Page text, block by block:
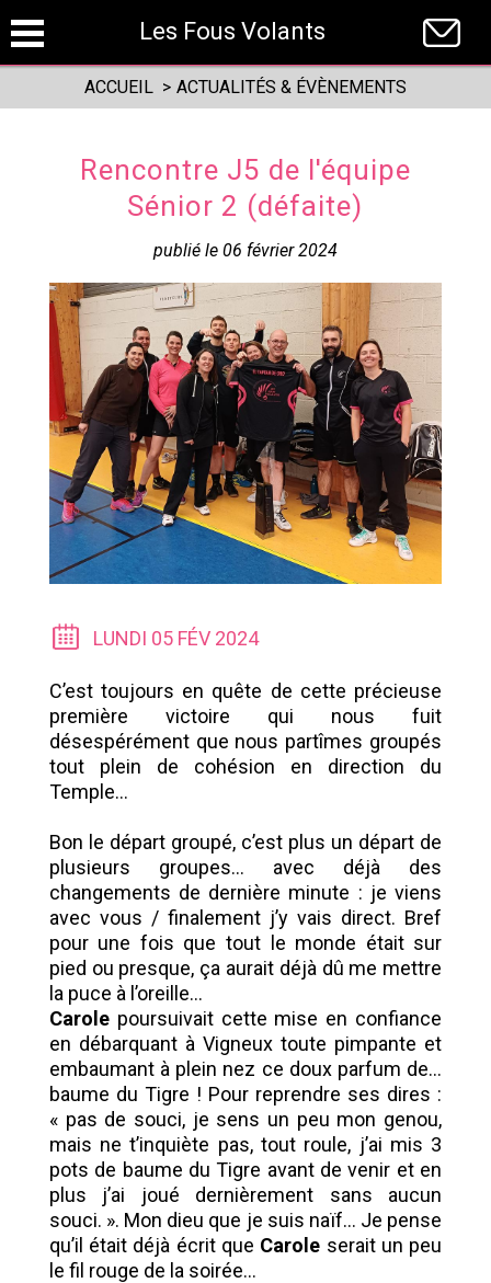
Les Fous Volants
ACCUEIL > ACTUALITÉS & ÉVÈNEMENTS
Rencontre J5 de l'équipe
Sénior 2 (défaite)
publié le 06 février 2024
LUNDI 05 FÉV 2024
C’est toujours en quête de cette précieuse
première victoire qui nous fuit
désespérément que nous partîmes groupés
tout plein de cohésion en direction du
Temple…
Bon le départ groupé, c’est plus un départ de
plusieurs groupes… avec déjà des
changements de dernière minute : je viens
avec vous / finalement j’y vais direct. Bref
pour une fois que tout le monde était sur
pied ou presque, ça aurait déjà dû me mettre
la puce à l’oreille…
Carolepoursuivait cette mise en confiance
en débarquant à Vigneux toute pimpante et
embaumant à plein nez ce doux parfum de…
baume du Tigre ! Pour reprendre ses dires :
« pas de souci, je sens un peu mon genou,
mais ne t’inquiète pas, tout roule, j’ai mis 3
pots de baume du Tigre avant de venir et en
plus j’ai joué dernièrement sans aucun
souci. ». Mon dieu que je suis naïf… Je pense
qu’il était déjà écrit que Carole serait un peu
le fil rouge de la soirée…